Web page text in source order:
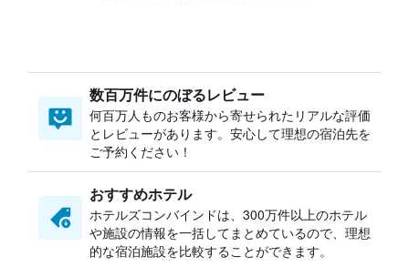
数百万件にのぼるレビュー
何百万人ものお客様から寄せられたリアルな評価
とレビューがあります。安心して理想の宿泊先を
ご予約ください！
おすすめホテル
ホテルズコンバインドは、300万件以上のホテル
や施設の情報を一括してまとめているので、理想
的な宿泊施設を比較することができます。